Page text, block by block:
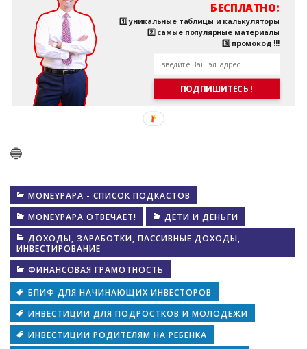
ПОДПИШИТЕСЬ !
БЕСПЛАТНО:
1️⃣ уникальные таблицы и калькуляторы
2️⃣ самые популярные материалы
3️⃣ промокод !!!
🔵
MONEYPAPA - СПИСОК ПОДКАСТОВ
MONEYPAPA ОТВЕЧАЕТ!
ДЕТИ И ДЕНЬГИ
ДОХОДЫ, ЗАРАБОТКИ, ПАССИВНЫЕ ДОХОДЫ,
ИНВЕСТИРОВАНИЕ
ФИНАНСОВАЯ ГРАМОТНОСТЬ
БПИФ ДЛЯ НАЧИНАЮЩИХ ИНВЕСТОРОВ
ИНВЕСТИЦИИ ДЛЯ ПОДРОСТКОВ И МОЛОДЕЖИ
ИНВЕСТИЦИИ РОДИТЕЛЯМ НА РЕБЕНКА